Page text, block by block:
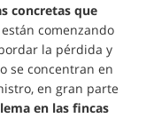
concretas que
comenzando
la pérdida y
se concentran en
en gran parte
en las fincas